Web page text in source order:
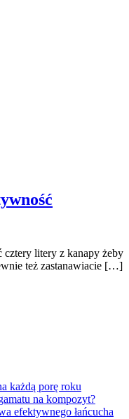
have w
cztery litery z kanapy żeby
też zastanawiacie […]
każdą porę roku
na kompozyt?
efektywnego łańcucha